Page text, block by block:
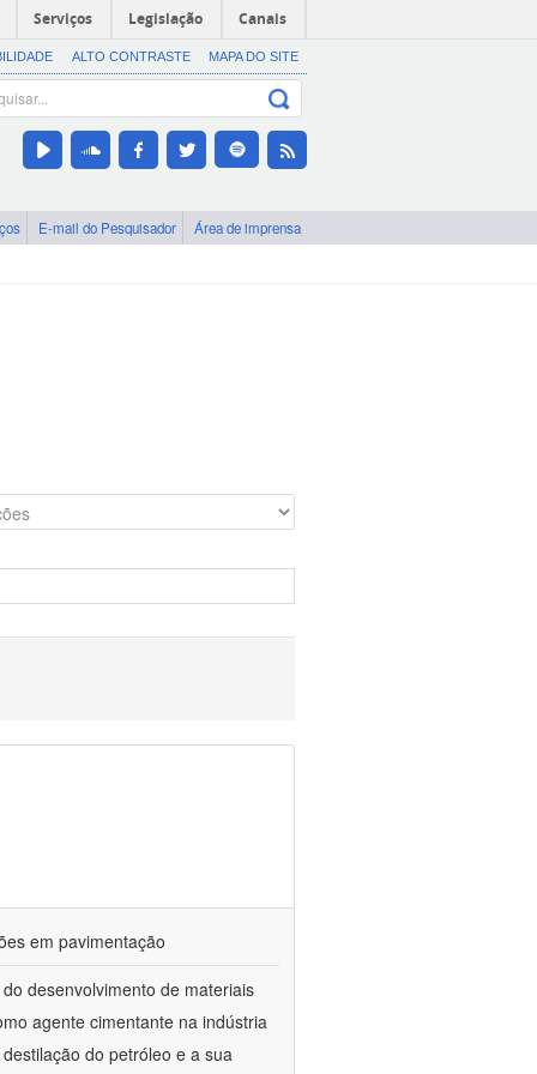
Serviços Legislação Canais
ALTO CONTRASTE MAPA DO SITE
E-mail do Pesquisador Área de imprensa
em pavimentação
desenvolvimento de materiais
agente cimentante na indústria
do petróleo e a sua